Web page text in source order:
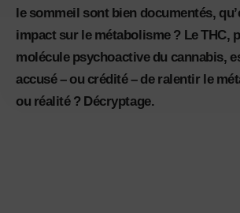
le sommeil sont bien documentés,
impact sur le métabolisme ? Le THC,
molécule psychoactive du cannabis,
accusé – ou crédité – de ralentir le
ou réalité ? Décryptage.